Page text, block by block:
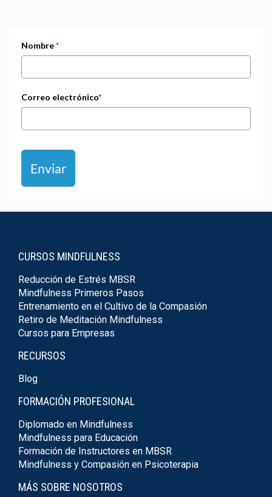
Nombre*
Correo electrónico*
Enviar
CURSOS MINDFULNESS
Reducción de Estrés MBSR
Mindfulness Primeros Pasos
Entrenamiento en el Cultivo de la Compasión
Retiro de Meditación Mindfulness
Cursos para Empresas
RECURSOS
Blog
FORMACIÓN PROFESIONAL
Diplomado en Mindfulness
Mindfulness para Educación
Formación de Instructores en MBSR
Mindfulness y Compasión en Psicoterapia
MÁS SOBRE NOSOTROS